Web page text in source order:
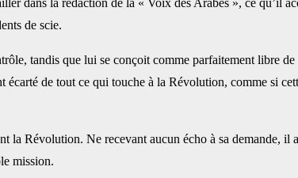
de scie.
tandis que lui se conçoit comme parfaitement libre
de tout ce qui touche à la Révolution, comme si
Révolution. Ne recevant aucun écho à sa demande, il
mission.